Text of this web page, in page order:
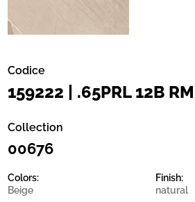
Codice
159222 | .65PRL 12B RM
Collection
00676
Colors:
Beige
Finish:
natural